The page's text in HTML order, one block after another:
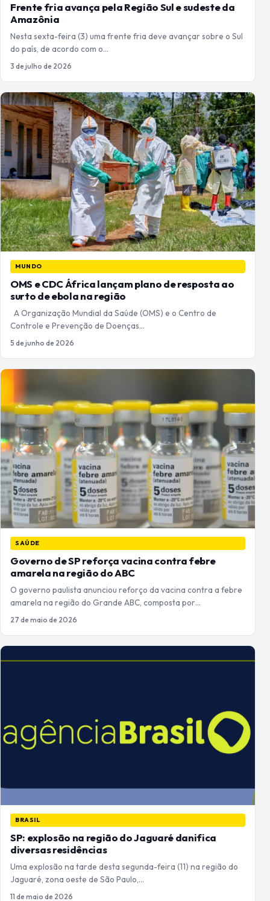
Frente fria avança pela Região Sul e sudeste da
Amazônia
Nesta sexta-feira (3) uma frente fria deve avançar sobre o Sul
do país, de acordo com o…
3 de julho de 2026
MUNDO
OMS e CDC África lançam plano de resposta ao
surto de ebola na região
A Organização Mundial da Saúde (OMS) e o Centro de
Controle e Prevenção de Doenças…
5 de junho de 2026
SAÚDE
Governo de SP reforça vacina contra febre
amarela na região do ABC
O governo paulista anunciou reforço da vacina contra a febre
amarela na região do Grande ABC, composta por…
27 de maio de 2026
BRASIL
SP: explosão na região do Jaguaré danifica
diversas residências
Uma explosão na tarde desta segunda-feira (11) na região do
Jaguaré, zona oeste de São Paulo,…
11 de maio de 2026